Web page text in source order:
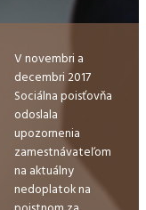
V novembri a
decembri 2017
Sociálna poisťovňa
odoslala
upozornenia
zamestnávateľom
na aktuálny
nedoplatok na